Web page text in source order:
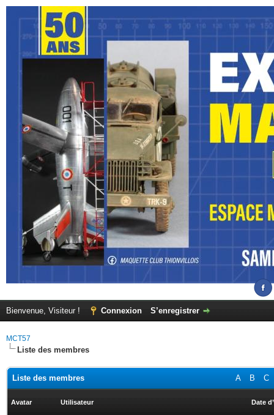
Bienvenue, Visiteur ! Connexion S’enregistrer
MCT57
Liste des membres
A B C
Liste des membres
Avatar Utilisateur Date